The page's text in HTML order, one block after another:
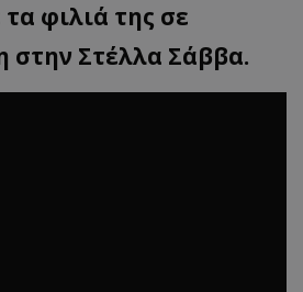
φιλιά της σε
Στέλλα Σάββα.